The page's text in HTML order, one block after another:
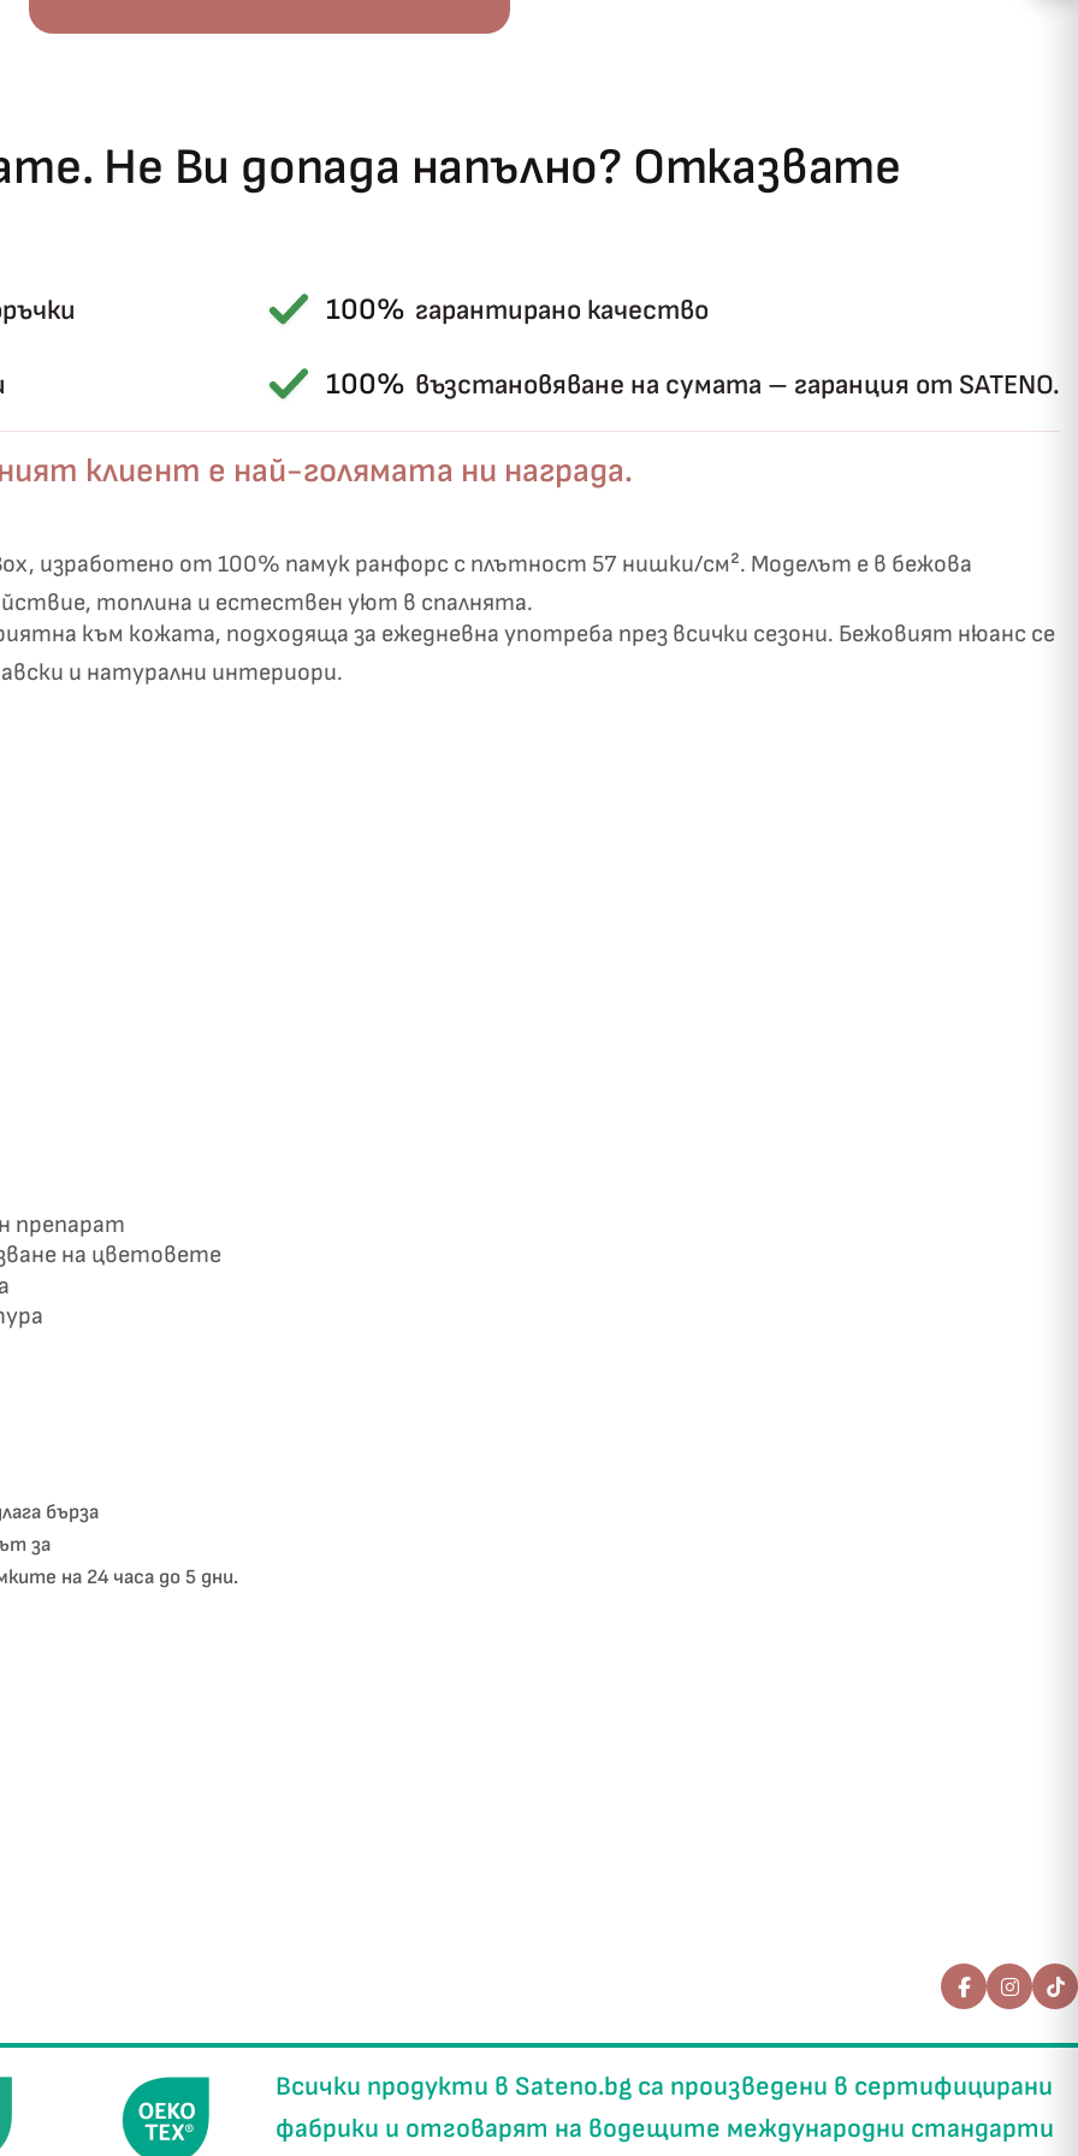
Не Ви допада напълно? Отказвате
100% гарантирано качество
100% възстановяване на сумата – гаранция от SATENO.
клиент е най-голямата ни награда.
изработено от 100% памук ранфорс с плътност 57 нишки/см². Моделът е в бежова
топлина и естествен уют в спалнята.
към кожата, подходяща за ежедневна употреба през всички сезони. Бежовият нюанс се
и натурални интериори.
препарат
на цветовете
бърза
за
на 24 часа до 5 дни.
Всички продукти в Sateno.bg са произведени в сертифицирани
фабрики и отговарят на водещите международни стандарти
✦
✦
19,00 €0 €
Бяло и
Екрю и Бежово
Светлосиво и
Антрацит
✓
Пепел от Рози